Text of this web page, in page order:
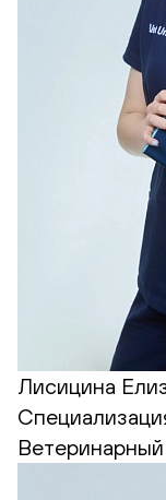
Лисицина
Ветеринарный